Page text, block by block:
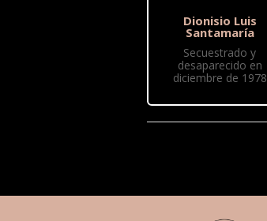
Dionisio Luis
Santamaría
Secuestrado y
desaparecido en
diciembre de 1978